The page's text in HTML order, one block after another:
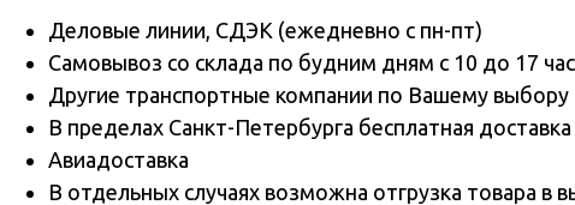
Деловые линии, СДЭК (ежедневно с пн-пт)
Самовывоз со склада по будним дням с 10 до 17
Другие транспортные компании по Вашему выбору
В пределах Санкт-Петербурга бесплатная
Авиадоставка
В отдельных случаях возможна отгрузка товара в